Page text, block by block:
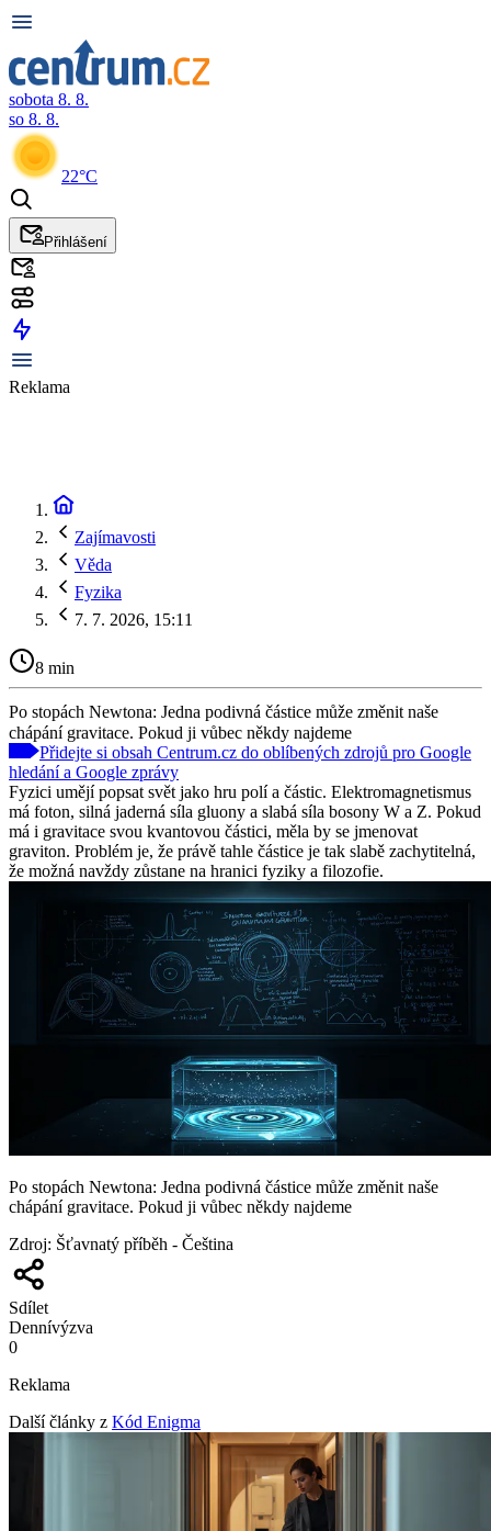
sobota 8. 8.
so 8. 8.
22°C
Přihlášení
Reklama
Zajímavosti
Věda
Fyzika
7. 7. 2026, 15:11
8 min
Po stopách Newtona: Jedna podivná částice může změnit naše
chápání gravitace. Pokud ji vůbec někdy najdeme
Přidejte si obsah Centrum.cz do oblíbených zdrojů pro Google
hledání a Google zprávy
Fyzici umějí popsat svět jako hru polí a částic. Elektromagnetismus
má foton, silná jaderná síla gluony a slabá síla bosony W a Z. Pokud
má i gravitace svou kvantovou částici, měla by se jmenovat
graviton. Problém je, že právě tahle částice je tak slabě zachytitelná,
že možná navždy zůstane na hranici fyziky a filozofie.
Po stopách Newtona: Jedna podivná částice může změnit naše
chápání gravitace. Pokud ji vůbec někdy najdeme
Zdroj: Šťavnatý příběh - Čeština
Sdílet
Dennívýzva
0
Reklama
Další články z Kód Enigma